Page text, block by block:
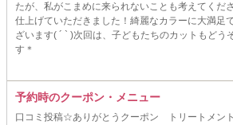
たが、私がこまめに来られないことも考えてくだ
仕上げていただきました！綺麗なカラーに大満足
ざいます( ´ ` )次回は、子どもたちのカットもどう
す＊
予約時のクーポン・メニュー
口コミ投稿☆ありがとうクーポン トリートメン